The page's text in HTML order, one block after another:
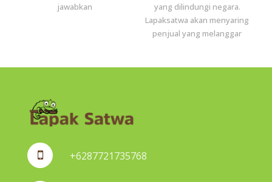
jawabkan
yang dilindungi negara.
Lapaksatwa akan menyaring
penjual yang melanggar
+6287721735768